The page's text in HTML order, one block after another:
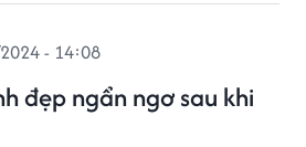
đẹp ngẩn ngơ sau khi
- 14:08